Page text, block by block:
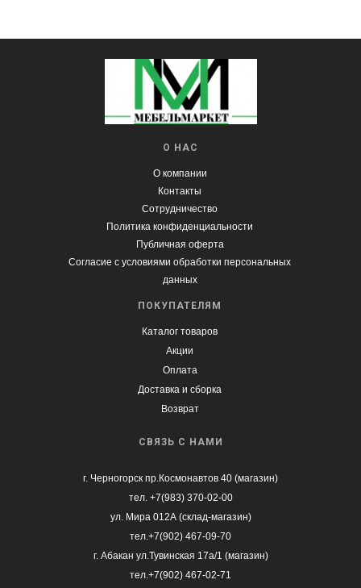
ПОКУПАТЕЛЯМ
Каталог товаров
Акции
Оплата
Доставка и сборка
Возврат
О НАС
О компании
Контакты
Сотрудничество
Политика конфиденциальности
Публичная оферта
Согласие с условиями обработки персональных
данных
СВЯЗЬ С НАМИ
г. Черногорск пр.Космонавтов 40 (магазин)
тел. +7(983) 370-02-00
ул. Мира 012А (склад-магазин)
тел.+7(902) 467-09-70
г. Абакан ул.Тувинская 17а/1 (магазин)
тел.+7(902) 467-02-71